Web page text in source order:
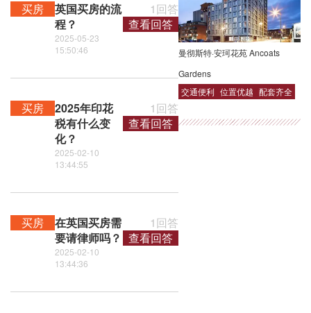
买房
英国买房的流
程？
2025-05-23
15:50:46
1回答
查看回答
买房
2025年印花
税有什么变
化？
2025-02-10
13:44:55
1回答
查看回答
买房
在英国买房需
要请律师吗？
2025-02-10
13:44:36
1回答
查看回答
曼彻斯特·安珂花苑 Ancoats
Gardens
交通便利 位置优越 配套齐全